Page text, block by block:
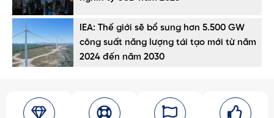
IEA: Thế giới sẽ bổ sung hơn 5.500 GW
công suất năng lượng tái tạo mới từ năm
2024 đến năm 2030